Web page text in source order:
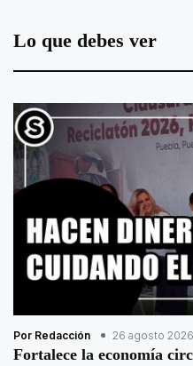
Lo que debes ver
Por Redacción 26 agosto 2026
Fortalece la economía